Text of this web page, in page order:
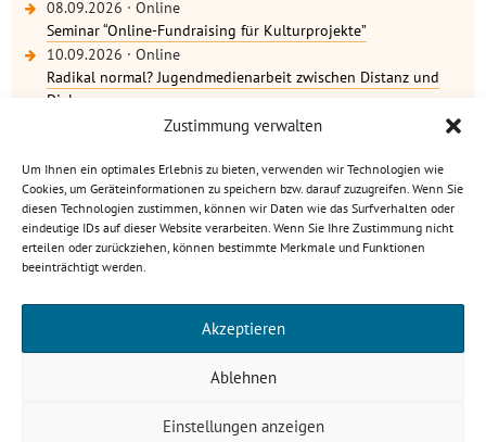
Zustimmung verwalten
Um Ihnen ein optimales Erlebnis zu bieten, verwenden wir Technologien wie
Cookies, um Geräteinformationen zu speichern bzw. darauf zuzugreifen. Wenn Sie
diesen Technologien zustimmen, können wir Daten wie das Surfverhalten oder
eindeutige IDs auf dieser Website verarbeiten. Wenn Sie Ihre Zustimmung nicht
erteilen oder zurückziehen, können bestimmte Merkmale und Funktionen
beeinträchtigt werden.
Akzeptieren
Ablehnen
Einstellungen anzeigen
08.09.2026 · Online
Seminar “Online-Fundraising für Kulturprojekte”
10.09.2026 · Online
Radikal normal? Jugendmedienarbeit zwischen Distanz und
Dialog
Kulturbüro Rheinland-Pfalz · C.-S.-Schmidt-Str. 9 · 56112
Lahnstein
Datenschutzerklärung
gefördert von